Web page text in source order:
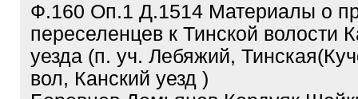
Ф.160 Оп.1 Д.1514 Материалы о
переселенцев к Тинской волости
уезда (п. уч. Лебяжий,
вол, Канский уезд )